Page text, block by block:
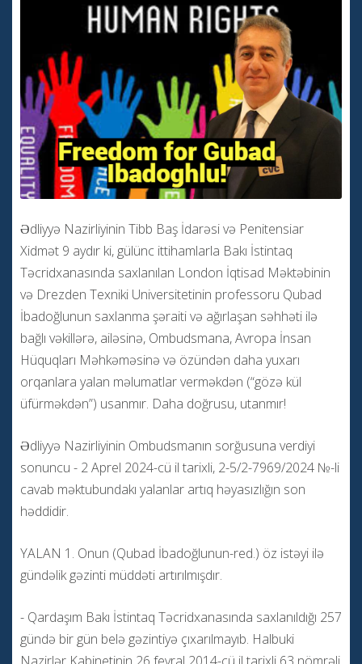
Ədliyyə Nazirliyinin Tibb Baş İdarəsi və Penitensiar
Xidmət 9 aydır ki, gülünc ittihamlarla Bakı İstintaq
Təcridxanasında saxlanılan London İqtisad Məktəbinin
və Drezden Texniki Universitetinin professoru Qubad
İbadoğlunun saxlanma şəraiti və ağırlaşan səhhəti ilə
bağlı vəkillərə, ailəsinə, Ombudsmana, Avropa İnsan
Hüquqları Məhkəməsinə və özündən daha yuxarı
orqanlara yalan məlumatlar verməkdən (“gözə kül
üfürməkdən”) usanmır. Daha doğrusu, utanmır!
Ədliyyə Nazirliyinin Ombudsmanın sorğusuna verdiyi
sonuncu - 2 Aprel 2024-cü il tarixli, 2-5/2-7969/2024 №-li
cavab məktubundakı yalanlar artıq həyasızlığın son
həddidir.
YALAN 1. Onun (Qubad İbadoğlunun-red.) öz istəyi ilə
gündəlik gəzinti müddəti artırılmışdır.
- Qardaşım Bakı İstintaq Təcridxanasında saxlanıldığı 257
gündə bir gün belə gəzintiyə çıxarılmayıb. Halbuki